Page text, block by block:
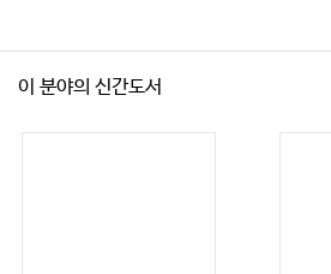
이 분야의 신간도서